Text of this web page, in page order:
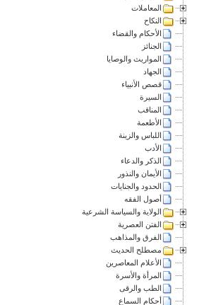
المعاملات
النكاح
الأحكام والقضاء
الجنائز
المواريث والوصايا
الجهاد
قصص الأنبياء
السيرة
المناقب
الأطعمة
اللباس والزينة
الأدب
الذكر والدعاء
الأيمان والنذور
الحدود والجنايات
أصول الفقه
الولاية والسياسة الشرعية
الفتن العصرية
الفرق والمذاهب
مصطلح الحديث
الأعلام المعاصرين
المرأة والأسرة
الطب والرقى
أحكام السماع